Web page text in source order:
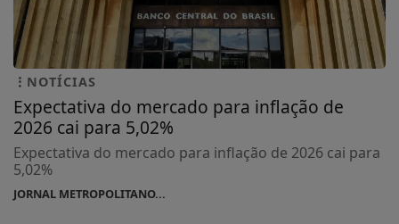
NOTÍCIAS
Expectativa do mercado para inflação de
2026 cai para 5,02%
Expectativa do mercado para inflação de 2026 cai para
5,02%
JORNAL METROPOLITANO...